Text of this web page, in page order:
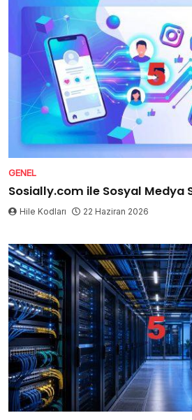
GENEL
Sosially.com ile Sosyal Medya
Hile Kodları 22 Haziran 2026